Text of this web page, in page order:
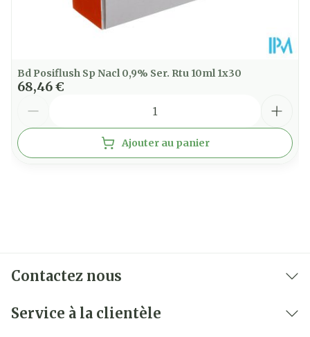
Bd Posiflush Sp Nacl 0,9% Ser. Rtu 10ml 1x30
68,46 €
Ajouter au panier
Contactez nous
Service à la clientèle